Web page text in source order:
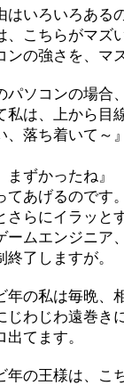
いろいろある
、こちらがマズ
ンの強さを、マ
ソコンの場合
私は、上から目
、落ち着いて～』
まずかったね』
てあげるのです。
さらにイラッと
ームエンジニア
終了しますが。
の私は毎晩、
じわじわ遠巻き
てます。
の王様は、こ